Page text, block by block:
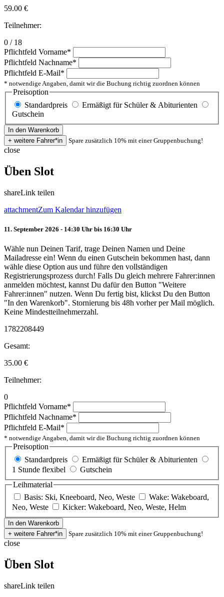
59.00 €
Teilnehmer:
0 / 18
Pflichtfeld Vorname*
Pflichtfeld Nachname*
Pflichtfeld E-Mail*
* notwendige Angaben, damit wir die Buchung richtig zuordnen können
Preisoption
Standardpreis
Ermäßigt für Schüler & Abiturienten
Gutschein
Spare zusätzlich 10% mit einer Gruppenbuchung!
close
Üben Slot
shareLink teilen
attachmentZum Kalendar hinzufügen
11. September 2026 - 14:30 Uhr bis 16:30 Uhr
Wähle nun Deinen Tarif, trage Deinen Namen und Deine
Mailadresse ein! Wenn du einen Gutschein bekommen hast, dann
wähle diese Option aus und führe den vollständigen
Registrierungsprozess durch! Falls Du gleich mehrere Fahrer:innen
anmelden möchtest, kannst Du dafür den Button "Weitere
Fahrer:innen" nutzen. Wenn Du fertig bist, klickst Du den Button
"In den Warenkorb". Stornierung bis 48h vorher per Mail möglich.
Keine Mindestteilnehmerzahl.
1782208449
Gesamt:
35.00 €
Teilnehmer:
0
Pflichtfeld Vorname*
Pflichtfeld Nachname*
Pflichtfeld E-Mail*
* notwendige Angaben, damit wir die Buchung richtig zuordnen können
Preisoption
Standardpreis
Ermäßigt für Schüler & Abiturienten
1 Stunde flexibel
Gutschein
Leihmaterial
Basis: Ski, Kneeboard, Neo, Weste
Wake: Wakeboard,
Neo, Weste
Kicker: Wakeboard, Neo, Weste, Helm
Spare zusätzlich 10% mit einer Gruppenbuchung!
close
Üben Slot
shareLink teilen